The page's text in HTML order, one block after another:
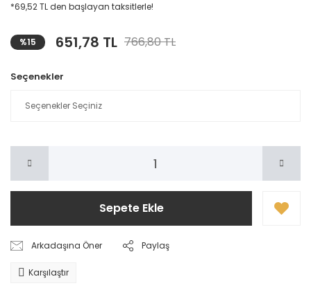
*69,52 TL den başlayan taksitlerle!
%15 651,78 TL 766,80 TL
Seçenekler
Sepete Ekle
Arkadaşına Öner Paylaş
Karşılaştır